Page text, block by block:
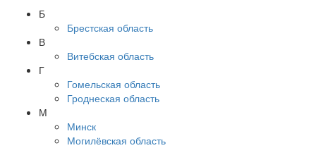
Б
Брестская область
В
Витебская область
Г
Гомельская область
Гроднеская область
М
Минск
Могилёвская область